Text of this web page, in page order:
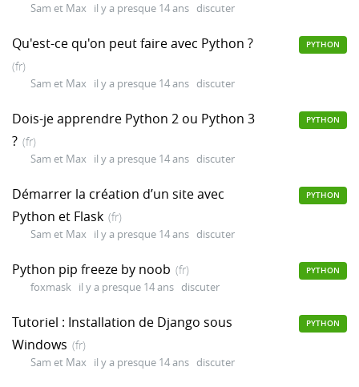
Sam et Max il y a presque 14 ans discuter
Qu'est-ce qu'on peut faire avec Python ?
(fr)
Sam et Max il y a presque 14 ans discuter
PYTHON
Dois-je apprendre Python 2 ou Python 3
? (fr)
Sam et Max il y a presque 14 ans discuter
PYTHON
Démarrer la création d’un site avec
Python et Flask (fr)
Sam et Max il y a presque 14 ans discuter
PYTHON
Python pip freeze by noob (fr)
foxmask il y a presque 14 ans discuter
PYTHON
Tutoriel : Installation de Django sous
Windows (fr)
Sam et Max il y a presque 14 ans discuter
PYTHON